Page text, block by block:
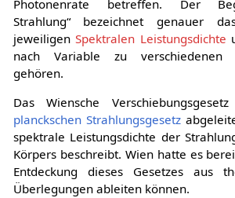
Photonenrate betreffen. Der
Strahlung“ bezeichnet genauer
jeweiligenSpektralen Leistungsdichte
nach Variable zu verschiedenen
gehören.
Das Wiensche
planckschen Strahlungsgesetz
spektrale Leistungsdichte der
Körpers beschreibt. Wien hatte es
Entdeckung dieses Gesetzes aus
Überlegungen ableiten können.